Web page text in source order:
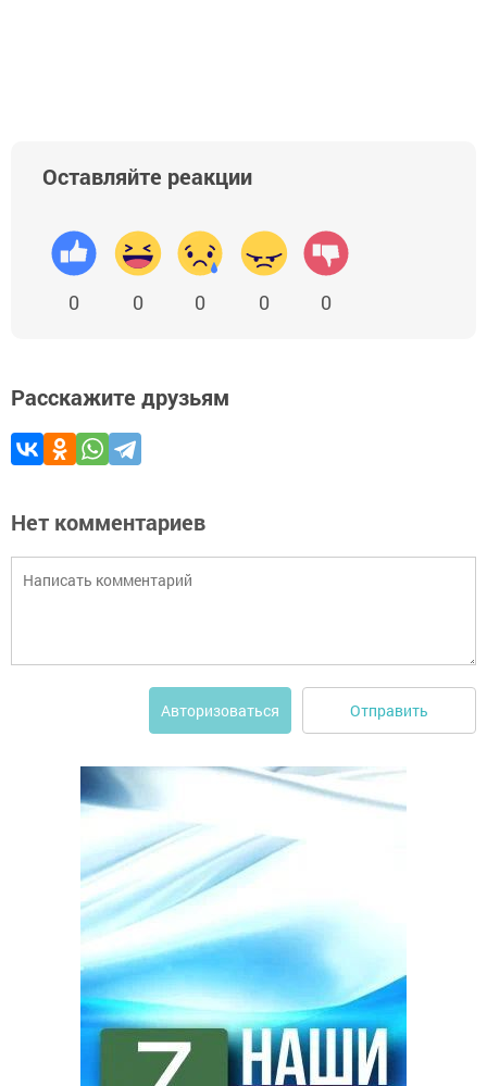
Оставляйте реакции
0 0 0 0 0
Расскажите друзьям
Нет комментариев
Авторизоваться Отправить